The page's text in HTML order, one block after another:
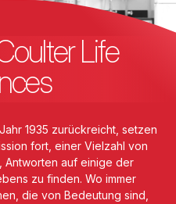
Life
1935 zurückreicht, setzen
fort, einer Vielzahl von
Antworten auf einige der
zu finden. Wo immer
die von Bedeutung sind,